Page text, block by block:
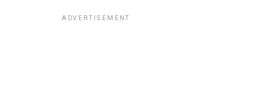
ADVERTISEMENT